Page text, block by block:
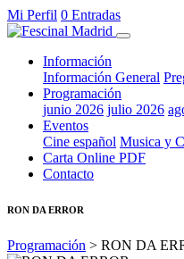
Mi Perfil 0 Entradas
Información
Información General
Programación
junio 2026 julio 2026
Eventos
Cine español Musica y
Carta Online PDF
Contacto
RON DA ERROR
Programación > RON DA